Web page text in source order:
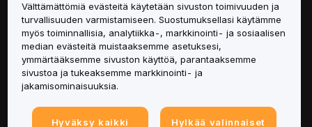
Palvelut
Tuki
Tuotteet
Lakiasiat
Välttämättömiä evästeitä käytetään sivuston toimivuuden ja
turvallisuuden varmistamiseen. Suostumuksellasi käytämme
myös toiminnallisia, analytiikka-, markkinointi- ja sosiaalisen
median evästeitä muistaaksemme asetuksesi,
ymmärtääksemme sivuston käyttöä, parantaaksemme
sivustoa ja tukeaksemme markkinointi- ja
jakamisominaisuuksia.
Hyväksy kaikki Hylkää valinnaiset